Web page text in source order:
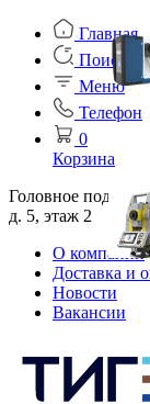
Главная
Поиск
Меню
Телефон
0
Корзина
Головное
д. 5, этаж 2
О компании
Доставка и
Новости
Вакансии